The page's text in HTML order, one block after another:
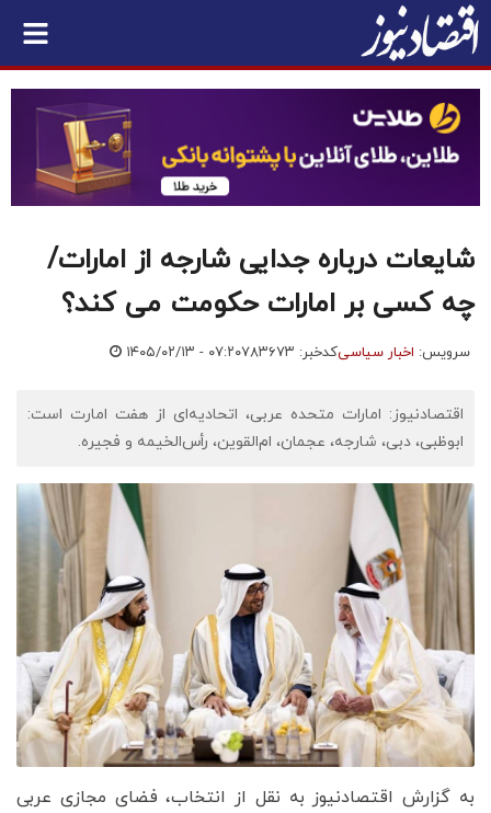
شایعات درباره جدایی شارجه از امارات/
چه کسی بر امارات حکومت می‌ کند؟
سرویس: اخبار سیاسیکدخبر: ۷۸۳۶۷۳ ۱۴۰۵/۰۲/۱۳ - ۰۷:۲۰
اقتصادنیوز: امارات متحده عربی، اتحادیه‌ای از هفت امارت است:
ابوظبی، دبی، شارجه، عجمان، ام‌القوین، رأس‌الخیمه و فجیره.
به گزارش اقتصادنیوز به نقل از انتخاب، فضای مجازی عربی